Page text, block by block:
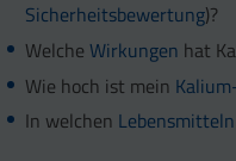
Sicherheitsbewertung)?
WelcheWirkungen hat
Wie hoch ist mein
In welchen Lebensmitteln